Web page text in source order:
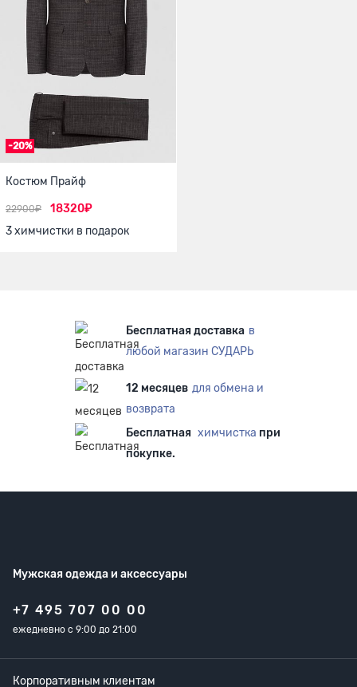
-20%
Костюм Прайф
22900₽
18320₽
3 химчистки в подарок
Бесплатная доставка в
любой магазин СУДАРЬ
12 месяцев для обмена и
возврата
Бесплатная химчистка при
покупке.
Мужская одежда и аксессуары
+7 495 707 00 00
ежедневно с 9:00 до 21:00
Корпоративным клиентам